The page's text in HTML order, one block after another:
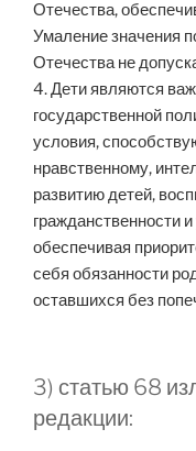
Отечества,
Умаление значения
Отечества не
4. Дети являются
государственной
условия,
нравственному,
развитию детей,
гражданственности
обеспечивая
себя обязанности
оставшихся без
3) статью 68
редакции: